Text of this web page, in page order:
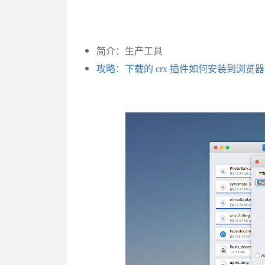
简介：生产工具
攻略：下载的 crx 插件如何安装到浏览